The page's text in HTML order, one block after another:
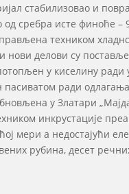
стабилизовао и
од сребра исте финоће –
техником
нови делови су
у киселину ради
ради
у Златари
инкрустације
мери а недостајући
рубина, десет